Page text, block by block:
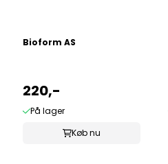
Bioform AS
220,-
På lager
Køb nu